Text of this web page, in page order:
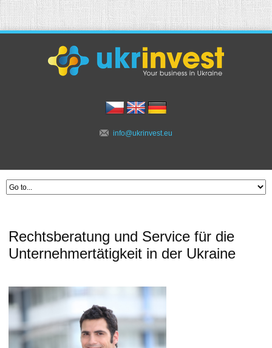
info@ukrinvest.eu
Rechtsberatung und Service für die
Unternehmertätigkeit in der Ukraine